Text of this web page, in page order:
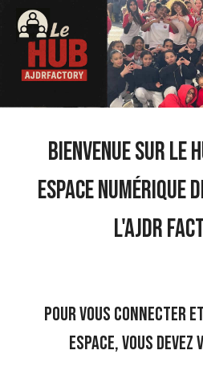
Bienvenue sur le
espace numérique
l'AJDR
Pour vous connecter
espace, vous